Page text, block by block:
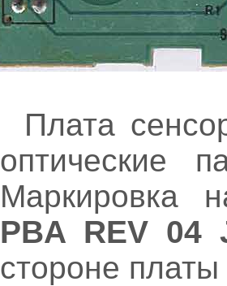
Плата
оптические
Маркировка
PBA REV 04
стороне платы